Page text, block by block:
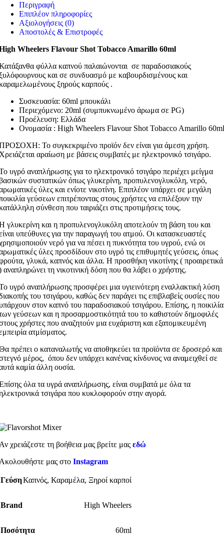
Περιγραφή
Επιπλέον πληροφορίες
Αξιολογήσεις (0)
Αποστολές & Επιστροφές
Wheelers Flavour Shot Tobacco Amarillo 60ml
φύλλα καπνού παλαιώνονται σε παραδοσιακούς
και σε συνδυασμό με καβουρδισμένους και
ξηρούς καρπούς .
Συσκευασία: 60ml μπουκάλι
Περιεχόμενο: 20ml (συμπυκνωμένο άρωμα σε PG)
Προέλευση: Ελλάδα
Ονομασία : High Wheelers Flavour Shot Tobacco Amarillo 60ml
Το συγκεκριμένο προϊόν δεν είναι για άμεση χρήση.
αραίωση με βάσεις συμβατές με ηλεκτρονικό τσιγάρο.
υγρό αναπλήρωσης για το ηλεκτρονικό τσιγάρο περιέχει μείγμα
συστατικών όπως γλυκερίνη, προπυλενογλυκόλη, νερό,
ύλες και ενίοτε νικοτίνη. Επιπλέον υπάρχει σε μεγάλη
γεύσεων επιτρέποντας στους χρήστες να επιλέξουν την
σύνθεση που ταιριάζει στις προτιμήσεις τους.
γλυκερίνη και η προπυλενογλυκόλη αποτελούν τη βάση του και
υπεύθυνες για την παραγωγή του ατμού. Οι κατασκευαστές
νερό για να πέσει η πυκνότητα του υγρού, ενώ οι
ύλες προσδίδουν στο υγρό τις επιθυμητές γεύσεις, όπως
γλυκά, καπνός και άλλα. Η προσθήκη νικοτίνης ( προαιρετικά
αναπληρώνει τη νικοτινική δόση που θα λάβει ο χρήστης.
υγρό αναπλήρωσης προσφέρει μια υγιεινότερη εναλλακτική λύση
του τσιγάρου, καθώς δεν παράγει τις επιβλαβείς ουσίες που
στον καπνό του παραδοσιακού τσιγάρου. Επίσης, η ποικιλία
γεύσεων και η προσαρμοστικότητά του το καθιστούν δημοφιλές
χρήστες που αναζητούν μια ευχάριστη και εξατομικευμένη
ατμίσματος.
πρέπει ο καταναλωτής να αποθηκεύει τα προϊόντα σε δροσερό και
μέρος, όπου δεν υπάρχει κανένας κίνδυνος να αναμειχθεί σε
καμία άλλη ουσία.
όλα τα υγρά αναπλήρωσης, είναι συμβατά με όλα τα
τσιγάρα που κυκλοφορούν στην αγορά.
χρειάζεστε τη βοήθεια μας βρείτε μας εδώ
μας στο Instagram
ΓεύσηΚαπνός, Καραμέλα, Ξηροί καρποί
Brand High Wheelers
Ποσότητα 60ml